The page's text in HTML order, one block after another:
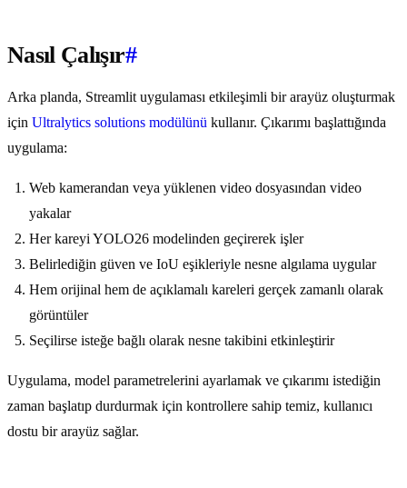
Nasıl Çalışır#
Arka planda, Streamlit uygulaması etkileşimli bir arayüz oluşturmak
için Ultralytics solutions modülünü kullanır. Çıkarımı başlattığında
uygulama:
Web kamerandan veya yüklenen video dosyasından video
yakalar
Her kareyi YOLO26 modelinden geçirerek işler
Belirlediğin güven ve IoU eşikleriyle nesne algılama uygular
Hem orijinal hem de açıklamalı kareleri gerçek zamanlı olarak
görüntüler
Seçilirse isteğe bağlı olarak nesne takibini etkinleştirir
Uygulama, model parametrelerini ayarlamak ve çıkarımı istediğin
zaman başlatıp durdurmak için kontrollere sahip temiz, kullanıcı
dostu bir arayüz sağlar.